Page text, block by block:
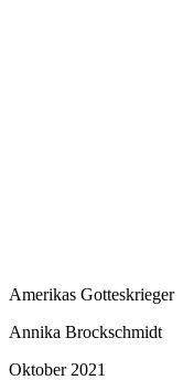
Amerikas Gotteskrieger
Annika Brockschmidt
Oktober 2021